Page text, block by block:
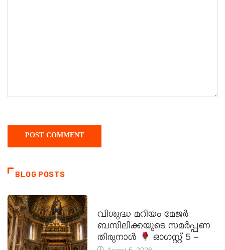
BLOG POSTS
വിശുദ്ധ മറിയം മേജർ
ബസിലിക്കയുടെ സമർപ്പണ
തിരുനാൾ
ഓഗസ്റ്റ് 5 –